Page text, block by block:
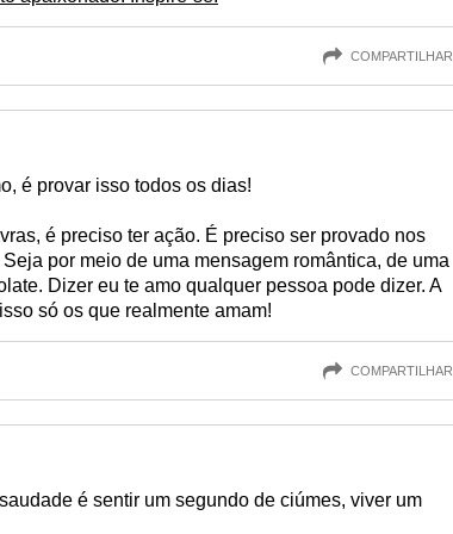
COMPARTILHAR
é provar isso todos os dias!
é preciso ter ação. É preciso ser provado nos
por meio de uma mensagem romântica, de uma
Dizer eu te amo qualquer pessoa pode dizer. A
só os que realmente amam!
COMPARTILHAR
é sentir um segundo de ciúmes, viver um